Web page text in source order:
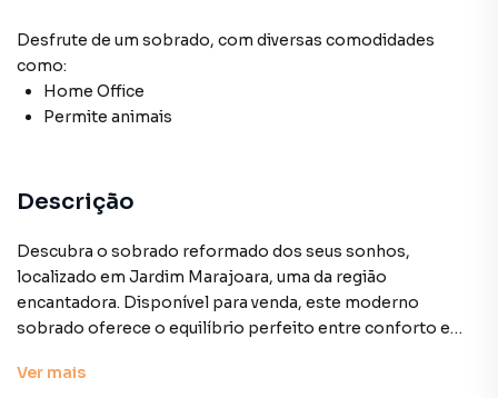
Desfrute de um sobrado, com diversas comodidades
como:
Home Office
Permite animais
Descrição
Descubra o sobrado reformado dos seus sonhos,
localizado em Jardim Marajoara, uma da região
encantadora. Disponível para venda, este moderno
sobrado oferece o equilíbrio perfeito entre conforto e
bem planejados, a propriedade está em ótimas
Ver mais